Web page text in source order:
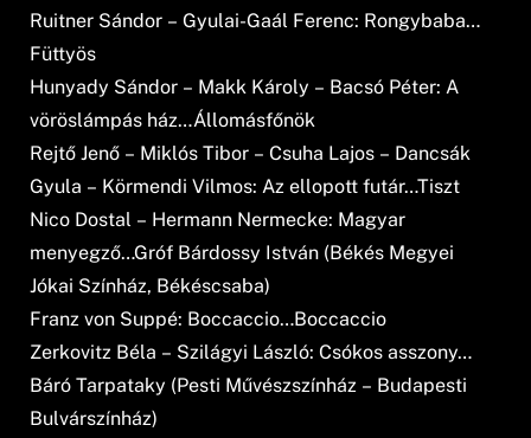
Ruitner Sándor – Gyulai-Gaál Ferenc: Rongybaba…
Füttyös
Hunyady Sándor – Makk Károly – Bacsó Péter: A
vöröslámpás ház…Állomásfőnök
Rejtő Jenő – Miklós Tibor – Csuha Lajos – Dancsák
Gyula – Körmendi Vilmos: Az ellopott futár…Tiszt
Nico Dostal – Hermann Nermecke: Magyar
menyegző…Gróf Bárdossy István (Békés Megyei
Jókai Színház, Békéscsaba)
Franz von Suppé: Boccaccio…Boccaccio
Zerkovitz Béla – Szilágyi László: Csókos asszony…
Báró Tarpataky (Pesti Művészszínház – Budapesti
Bulvárszínház)